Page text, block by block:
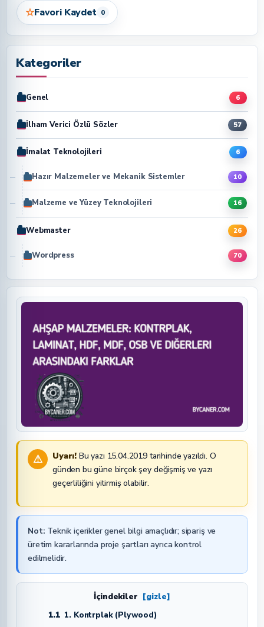
☆Favori Kaydet 0
Kategoriler
Genel 6
İlham Verici Özlü Sözler 57
İmalat Teknolojileri 6
Hazır Malzemeler ve Mekanik Sistemler 10
Malzeme ve Yüzey Teknolojileri 16
Webmaster 26
Wordpress 70
⚠ Uyarı! Bu yazı 15.04.2019 tarihinde yazıldı. O
günden bu güne birçok şey değişmiş ve yazı
geçerliliğini yitirmiş olabilir.
Not: Teknik içerikler genel bilgi amaçlıdır; sipariş ve
üretim kararlarında proje şartları ayrıca kontrol
edilmelidir.
İçindekiler [gizle]
1.1 1. Kontrplak (Plywood)